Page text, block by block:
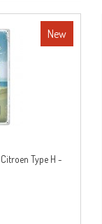
New
Type H -